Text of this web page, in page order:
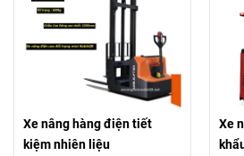
ưu cho hầu hết các nhà máy,
kho bãi, xưởng sản xuất. Với
tải trọng nâng phù hợp, xe
có thể dễ dàng di chuyển và
nâng hạ nhiều loại hàng hóa
như pallet, vật liệu đóng
kiện, thùng hàng, v.v…
với
Xe nâng hàng điện tiết
kiệm nhiên liệu
Xe